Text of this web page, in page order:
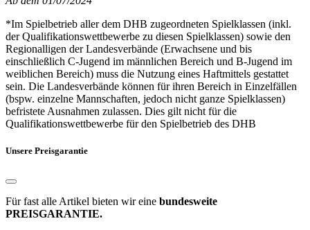
*Im Spielbetrieb aller dem DHB zugeordneten Spielklassen (inkl.
der Qualifikationswettbewerbe zu diesen Spielklassen) sowie den
Regionalligen der Landesverbände (Erwachsene und bis
einschließlich C-Jugend im männlichen Bereich und B-Jugend im
weiblichen Bereich) muss die Nutzung eines Haftmittels gestattet
sein. Die Landesverbände können für ihren Bereich in Einzelfällen
(bspw. einzelne Mannschaften, jedoch nicht ganze Spielklassen)
befristete Ausnahmen zulassen. Dies gilt nicht für die
Qualifikationswettbewerbe für den Spielbetrieb des DHB
Unsere Preisgarantie
Für fast alle Artikel bieten wir eine bundesweite
PREISGARANTIE.